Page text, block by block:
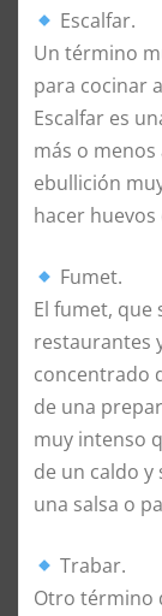
Escalfar.
Un término
para cocinar
Escalfar es
más o
ebullición
hacer
Fumet.
El fumet, que
restaurantes
concentrado
de una
muy intenso
de un caldo
una salsa o
Trabar.
Otro término